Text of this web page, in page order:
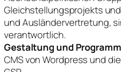
Gleichstellungsprojekts
und Ausländervertretung,
verantwortlich.
Gestaltung und
CMS von Wordpress und